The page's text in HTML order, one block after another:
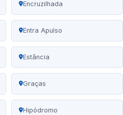
Encruzilhada
Entra Apulso
Estância
Graças
Hipódromo